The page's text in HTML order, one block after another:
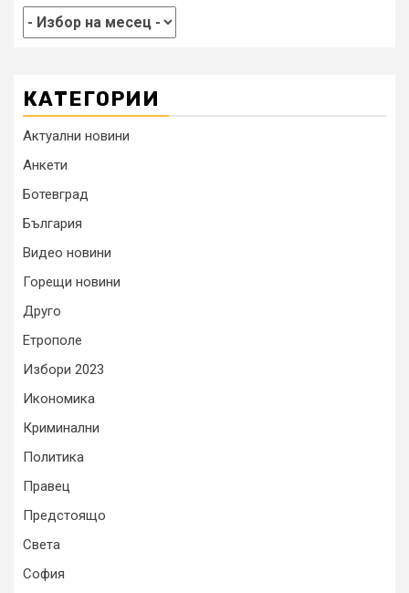
КАТЕГОРИИ
Актуални новини
Анкети
Ботевград
България
Видео новини
Горещи новини
Друго
Етрополе
Избори 2023
Икономика
Криминални
Политика
Правец
Предстоящо
Света
София